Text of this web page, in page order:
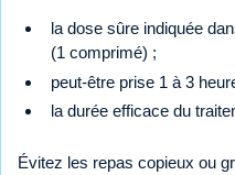
la dose sûre indiquée
(1 comprimé) ;
peut-être prise 1 à 3
la durée efficace du
Évitez les repas copieux ou